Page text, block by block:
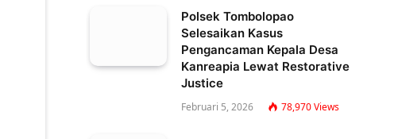
Polsek Tombolopao
Selesaikan Kasus
Pengancaman Kepala Desa
Kanreapia Lewat Restorative
Justice
Februari 5, 2026 78,970Views